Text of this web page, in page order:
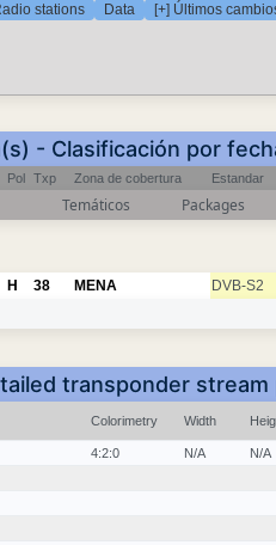
stations Data [+] Últimos
- Clasificación por
Pol Txp Zona de cobertura Estandar
Temáticos Packages
H 38 MENA DVB-S2
transponder
Colorimetry Width
4:2:0 N/A N/A